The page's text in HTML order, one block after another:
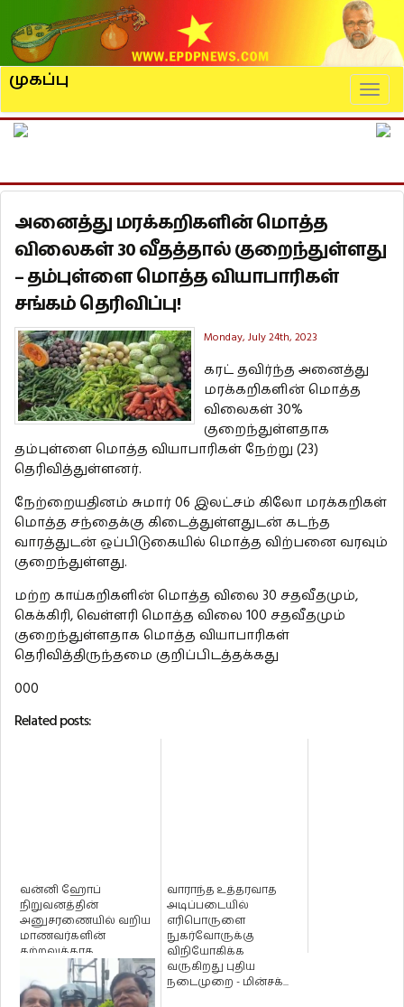
முகப்பு
அனைத்து மரக்கறிகளின் மொத்த
விலைகள் 30 வீதத்தால் குறைந்துள்ளது
– தம்புள்ளை மொத்த வியாபாரிகள்
சங்கம் தெரிவிப்பு!
Monday, July 24th, 2023
கரட் தவிர்ந்த அனைத்து
மரக்கறிகளின் மொத்த
விலைகள் 30%
குறைந்துள்ளதாக
தம்புள்ளை மொத்த வியாபாரிகள் நேற்று (23)
தெரிவித்துள்ளனர்.
நேற்றையதினம் சுமார் 06 இலட்சம் கிலோ மரக்கறிகள்
மொத்த சந்தைக்கு கிடைத்துள்ளதுடன் கடந்த
வாரத்துடன் ஒப்பிடுகையில் மொத்த விற்பனை வரவும்
குறைந்துள்ளது.
மற்ற காய்கறிகளின் மொத்த விலை 30 சதவீதமும்,
கெக்கிரி, வெள்ளரி மொத்த விலை 100 சதவீதமும்
குறைந்துள்ளதாக மொத்த வியாபாரிகள்
தெரிவித்திருந்தமை குறிப்பிடத்தக்கது
000
Related posts:
வன்னி ஹோப்
நிறுவனத்தின்
அனுசரணையில் வறிய
மாணவர்களின்
கற்றலுக்காக
கணனிகளும் ஸ்மாட்
போன்களும்
வழங்கிவை...
வாராந்த உத்தரவாத
அடிப்படையில்
எரிபொருளை
நுகர்வோருக்கு
விநியோகிக்க
வருகிறது புதிய
நடைமுறை - மின்சக்...